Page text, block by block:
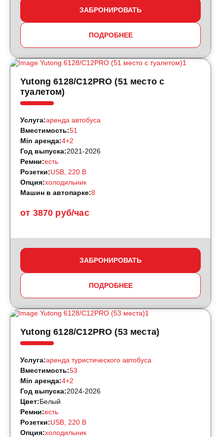
ЗАБРОНИРОВАТЬ
ПОДРОБНЕЕ
Yutong 6128/C12PRO (51 место с
туалетом)
от 3870 руб/час
Услуга:аренда автобуса
Вместимость:51
Min аренда:4+2
Год выпуска:2021-2026
Ремни:есть
Розетки:USB, 220 B
Опция:холодильник
Машин в автопарке:8
ЗАБРОНИРОВАТЬ
ПОДРОБНЕЕ
Yutong 6128/C12PRO (53 места)
Услуга:аренда туристического автобуса
Вместимость:53
Min аренда:4+2
Год выпуска:2024-2026
Цвет:Белый
Ремни:есть
Розетки:USB, 220 B
Опция:холодильник